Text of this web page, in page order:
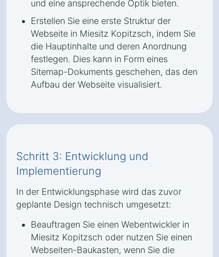
und eine ansprechende Optik bieten.
Erstellen Sie eine erste Struktur der
Webseite in Miesitz Kopitzsch, indem Sie
die Hauptinhalte und deren Anordnung
festlegen. Dies kann in Form eines
Sitemap-Dokuments geschehen, das den
Aufbau der Webseite visualisiert.
Schritt 3: Entwicklung und
Implementierung
In der Entwicklungsphase wird das zuvor
geplante Design technisch umgesetzt:
Beauftragen Sie einen Webentwickler in
Miesitz Kopitzsch oder nutzen Sie einen
Webseiten-Baukasten, wenn Sie die